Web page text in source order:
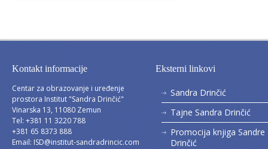
Kontakt informacije
Centar za obrazovanje i uređenje
prostora Institut "Sandra Drinčić"
Vinarska 13, 11080 Zemun
Tel: +381 11 3220 788
+381 65 8373 888
Email: ISD@institut-sandradrincic.com
Eksterni linkovi
Sandra Drinčić
Tajne Sandra Drinčić
Promocija knjiga Sandre
Drinčić